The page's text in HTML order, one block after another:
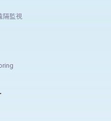
隔監視